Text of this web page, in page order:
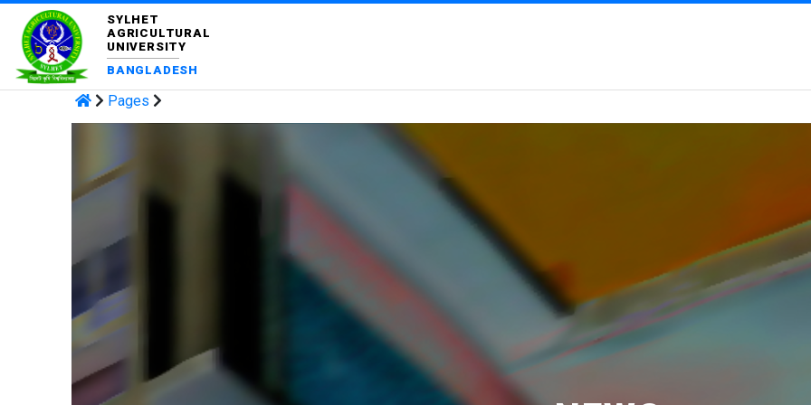
SYLHET
AGRICULTURAL
UNIVERSITY
BANGLADESH
Pages